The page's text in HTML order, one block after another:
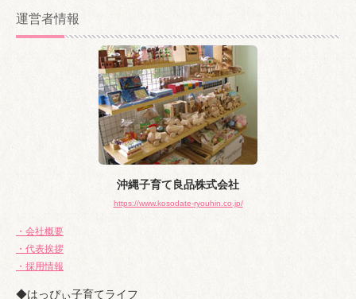
カ
イ
運営者情報
沖縄子育て良品株式会社
https://www.kosodate-ryouhin.co.jp/
・会社概要
・代表挨拶
・採用情報
◆はっぴぃ子育てライフ